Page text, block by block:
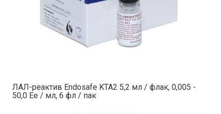
ЛАЛ-реактив Endosafe KTA2 5,2 мл / флак, 0,005 -
50,0 Ее / мл, 6 фл / пак